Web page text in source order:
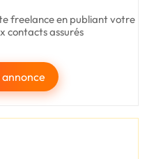
freelance en publiant votre
contacts assurés